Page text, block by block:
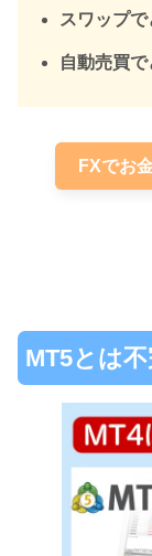
スワップ
自動売買
FXでお
MT5とは